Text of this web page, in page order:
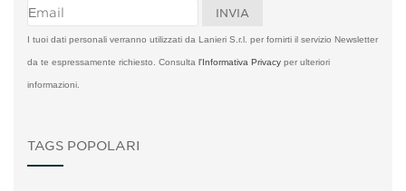
I tuoi dati personali verranno utilizzati da Lanieri S.r.l. per fornirti il servizio Newsletter
da te espressamente richiesto. Consulta l'Informativa Privacy per ulteriori
informazioni.
TAGS POPOLARI